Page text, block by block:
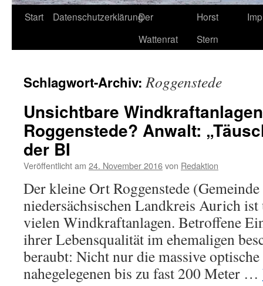
Start DatenschutzerklärungDer
Wattenrat
Horst
Stern
Schlagwort-Archiv:Roggenstede
Unsichtbare
Roggenstede? Anwalt:
der BI
Veröffentlicht am 24. November 2016von Redaktion
Der kleine Ort Roggenstede
niedersächsischen Landkreis Aurich
vielen Windkraftanlagen. Betroffene
ihrer Lebensqualität im ehemaligen
beraubt: Nicht nur die massive
nahegelegenen bis zu fast 200 Meter …